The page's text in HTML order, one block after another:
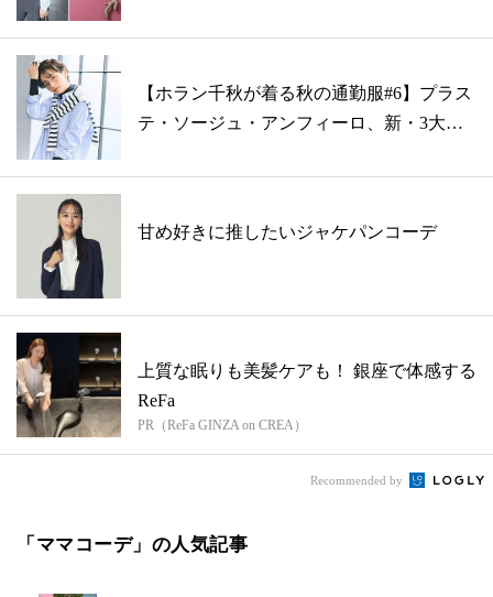
【ホラン千秋が着る秋の通勤服#6】プラス
テ・ソージュ・アンフィーロ、新・3大ベ
甘め好きに推したいジャケパンコーデ
上質な眠りも美髪ケアも！ 銀座で体感する
ReFa
PR（ReFa GINZA on CREA）
Recommended by
「ママコーデ」の人気記事